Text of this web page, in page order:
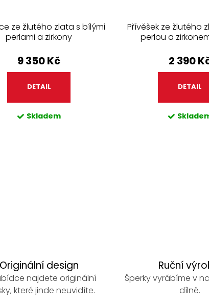
ze žlutého zlata s bílými
perlami a zirkony
9 350 Kč
DETAIL
Skladem
Přívěšek ze žlutého
perlou a
2 390
DETAIL
Originální design
najdete originální
které jinde neuvidíte.
Ruční
Šperky vyrábíme v
dílně.